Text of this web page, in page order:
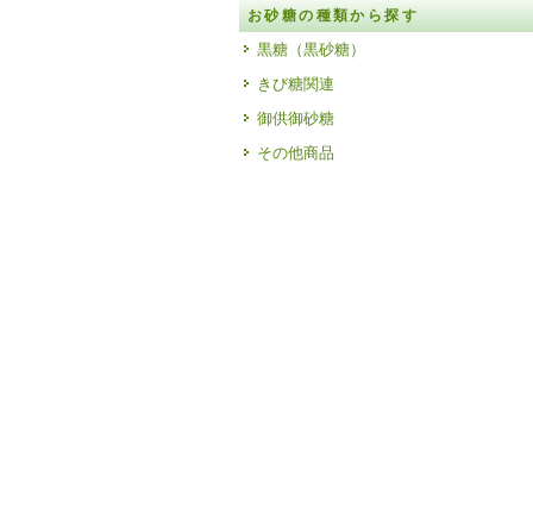
お砂糖の種類から探す
黒糖（黒砂糖）
きび糖関連
御供御砂糖
その他商品